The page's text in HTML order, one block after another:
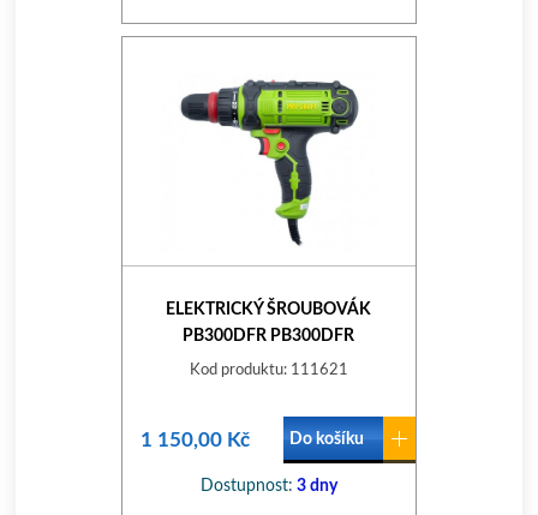
ELEKTRICKÝ ŠROUBOVÁK
PB300DFR PB300DFR
Kod produktu: 111621
1 150,00 Kč Do košíku
Dostupnost: 3 dny